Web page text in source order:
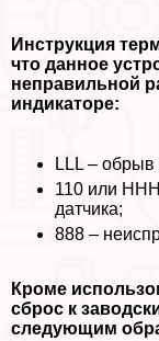
Инструкция
что данное
неправильной
индикаторе:
LLL – обрыв
110 или
датчика;
888 –
Кроме
сброс к
следующим